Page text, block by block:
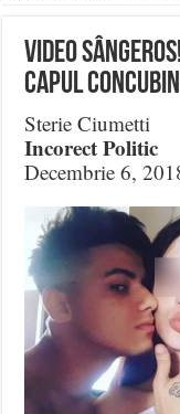
VIDEO
Capul
Sterie Ciumetti
Incorect Politic
Decembrie 6,